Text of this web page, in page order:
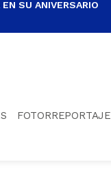
SU ANIVERSARIO
FOTORREPORTAJE